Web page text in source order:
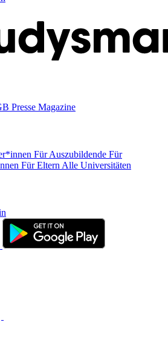
Presse Magazine
Für Auszubildende Für
Für Eltern Alle Universitäten